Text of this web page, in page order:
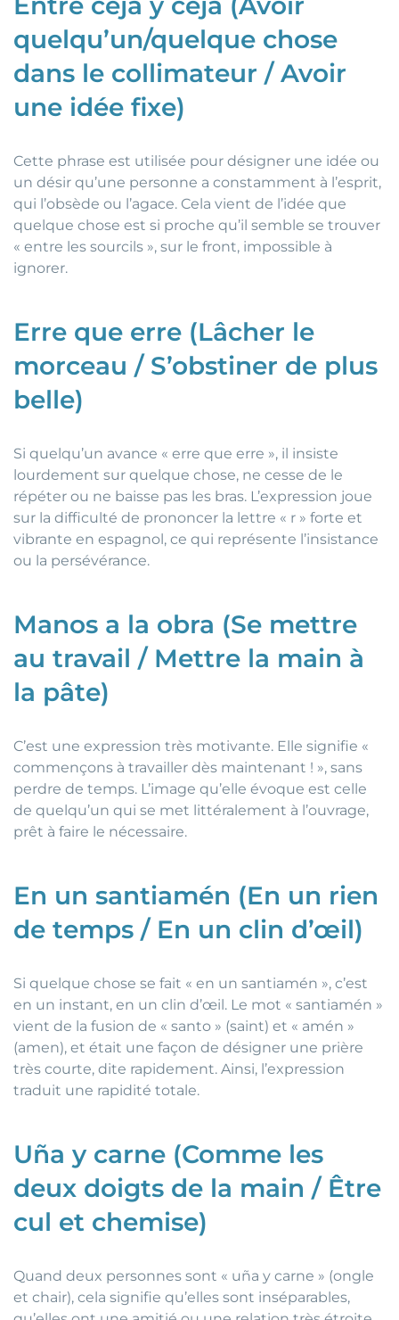
quelqu’un/quelque chose
dans le collimateur / Avoir
une idée fixe)
Cette phrase est utilisée pour désigner une idée ou
un désir qu’une personne a constamment à l’esprit,
qui l’obsède ou l’agace. Cela vient de l’idée que
quelque chose est si proche qu’il semble se trouver
« entre les sourcils », sur le front, impossible à
ignorer.
Erre que erre (Lâcher le
morceau / S’obstiner de plus
belle)
Si quelqu’un avance « erre que erre », il insiste
lourdement sur quelque chose, ne cesse de le
répéter ou ne baisse pas les bras. L’expression joue
sur la difficulté de prononcer la lettre « r » forte et
vibrante en espagnol, ce qui représente l’insistance
ou la persévérance.
Manos a la obra (Se mettre
au travail / Mettre la main à
la pâte)
C’est une expression très motivante. Elle signifie «
commençons à travailler dès maintenant ! », sans
perdre de temps. L’image qu’elle évoque est celle
de quelqu’un qui se met littéralement à l’ouvrage,
prêt à faire le nécessaire.
En un santiamén (En un rien
de temps / En un clin d’œil)
Si quelque chose se fait « en un santiamén », c’est
en un instant, en un clin d’œil. Le mot « santiamén »
vient de la fusion de « santo » (saint) et « amén »
(amen), et était une façon de désigner une prière
très courte, dite rapidement. Ainsi, l’expression
traduit une rapidité totale.
Uña y carne (Comme les
deux doigts de la main / Être
cul et chemise)
Quand deux personnes sont « uña y carne » (ongle
et chair), cela signifie qu’elles sont inséparables,